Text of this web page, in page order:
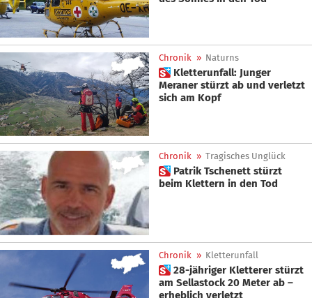
Chronik » Naturns
 Kletterunfall: Junger
Meraner stürzt ab und verletzt
sich am Kopf
Chronik » Tragisches Unglück
 Patrik Tschenett stürzt
beim Klettern in den Tod
Chronik » Kletterunfall
 28-jähriger Kletterer stürzt
am Sellastock 20 Meter ab –
erheblich verletzt